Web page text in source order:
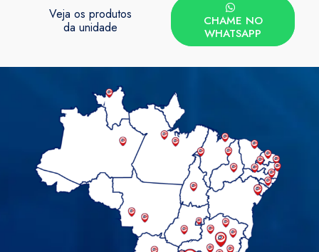
Veja os produtos
da unidade
CHAME NO
WHATSAPP